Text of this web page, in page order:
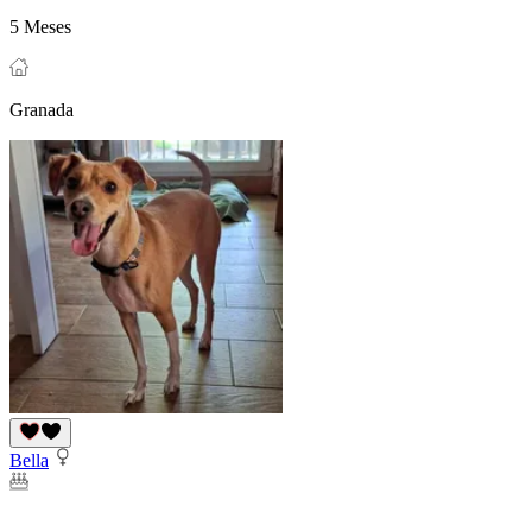
5 Meses
Granada
Bella